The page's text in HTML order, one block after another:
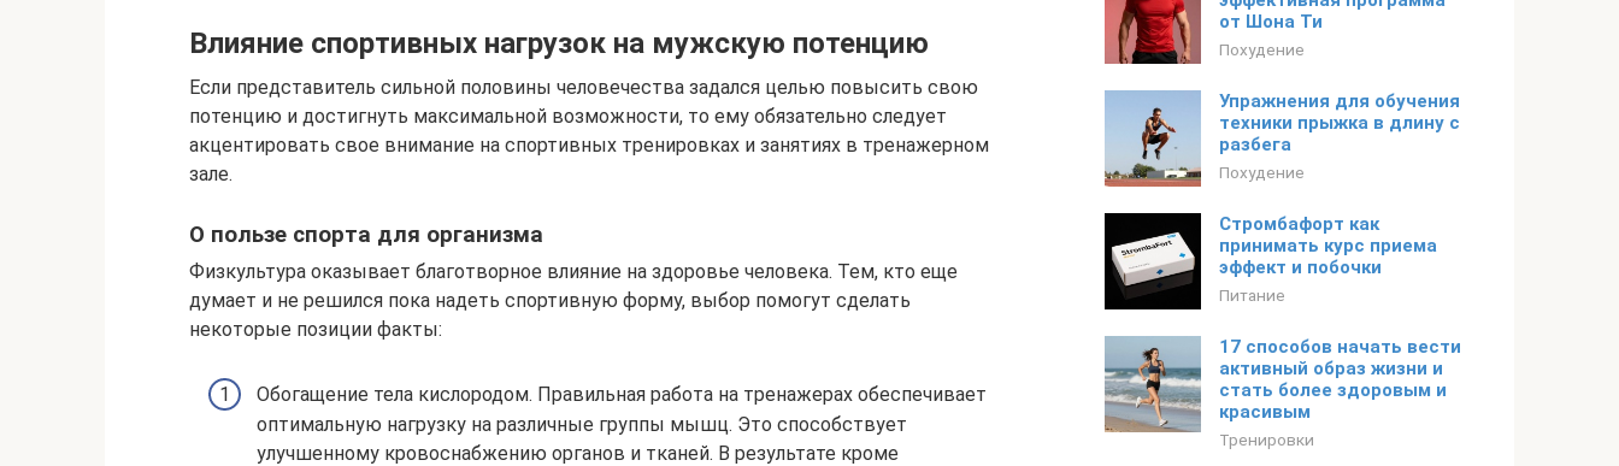
Влияние спортивных нагрузок на мужскую потенцию
Если представитель сильной половины человечества задался целью повысить свою
потенцию и достигнуть максимальной возможности, то ему обязательно следует
акцентировать свое внимание на спортивных тренировках и занятиях в тренажерном
зале.
О пользе спорта для организма
Физкультура оказывает благотворное влияние на здоровье человека. Тем, кто еще
думает и не решился пока надеть спортивную форму, выбор помогут сделать
некоторые позиции факты:
Обогащение тела кислородом. Правильная работа на тренажерах обеспечивает
оптимальную нагрузку на различные группы мышц. Это способствует
улучшенному кровоснабжению органов и тканей. В результате кроме
от Шона Ти
Похудение
Упражнения для обучения
техники прыжка в длину с
разбега
Похудение
Стромбафорт как
принимать курс приема
эффект и побочки
Питание
17 способов начать вести
активный образ жизни и
стать более здоровым и
красивым
Тренировки